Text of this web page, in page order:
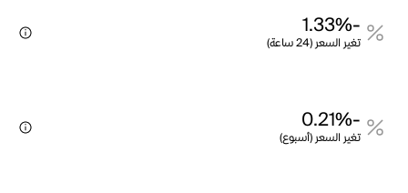
-1.33%
تغير السعر (24 ساعة)
-0.21%
تغير السعر (أسبوع)